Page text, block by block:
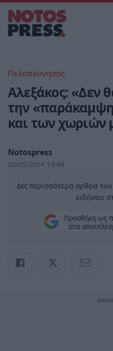
Πελοπόννησος
Αλεξάκος: «Δεν
την
και των χωριών
Notospress
02/05/2014 14:48
Δες περισσότερα άρθρα
ειδήσεις
Προσθήκη ως
στα